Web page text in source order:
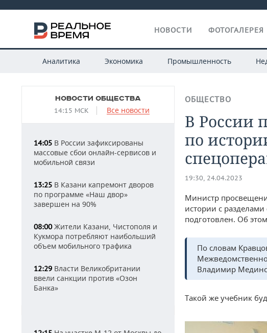
НОВОСТИ ФОТОГАЛЕРЕЯ
Аналитика Экономика Промышленность
НОВОСТИ ОБЩЕСТВА
14:15 МСК Все новости
14:05 В России зафиксированы
массовые сбои онлайн-сервисов и
мобильной связи
13:25 В Казани капремонт дворов
по программе «Наш двор»
завершен на 90%
08:00Жители Казани, Чистополя и
Кукмора потребляют наибольший
объем мобильного трафика
12:29 Власти Великобритании
ввели санкции против «Озон
Банка»
ОБЩЕСТВО
В России
по
19:30, 24.04.2023
Министр
истории с
подготовлен. Об
По словам
Владимир
Такой же учебник